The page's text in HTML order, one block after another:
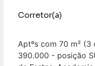
Corretor(a)
Aptºs com 70 m²
390.000 - posição